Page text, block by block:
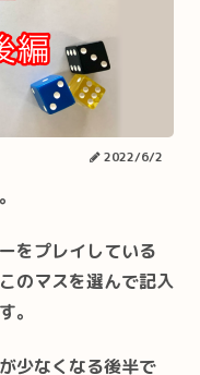
2022/6/2
をプレイしている
のマスを選んで記入
。
少なくなる後半で